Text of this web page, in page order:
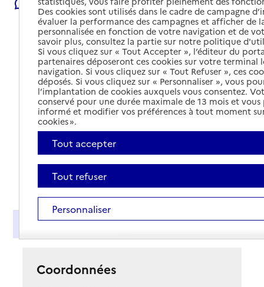
Signaler une erreur
Présentation
Coordonnées
Des cookies sont utilisés dans le cadre de campagne
évaluer la performance des campagnes et afficher de
personnalisée en fonction de votre navigation et de
savoir plus, consultez la partie sur notre politique
Si vous cliquez sur « Tout Accepter », l’éditeur du
partenaires déposeront ces cookies sur votre terminal
navigation. Si vous cliquez sur « Tout Refuser », ces
déposés. Si vous cliquez sur « Personnaliser », vous
l’implantation de cookies auxquels vous consentez.
conservé pour une durée maximale de 13 mois et
informé et modifier vos préférences à tout moment
cookies ».
Tout accepter
Tout refuser
Personnaliser